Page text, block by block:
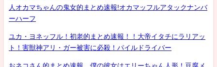
人オカマちゃんの鬼女的まとめ速報!オカマッフルアタックナンバ
ーハーフ
ユカ・ヨネッフル！初老的まとめ速報！！大帝イタチにラリアッ
ト！害獣神アリ・ガー被害に必殺！パイルドライバー